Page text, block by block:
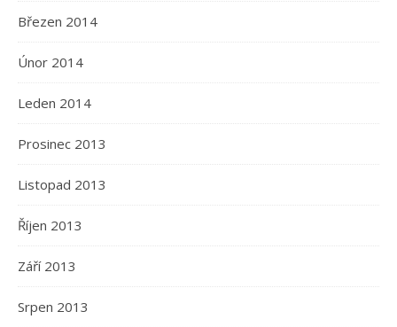
Březen 2014
Únor 2014
Leden 2014
Prosinec 2013
Listopad 2013
Říjen 2013
Září 2013
Srpen 2013